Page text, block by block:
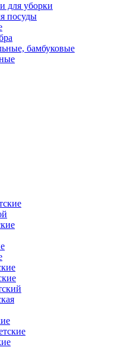
для уборки
посуды
бамбуковые